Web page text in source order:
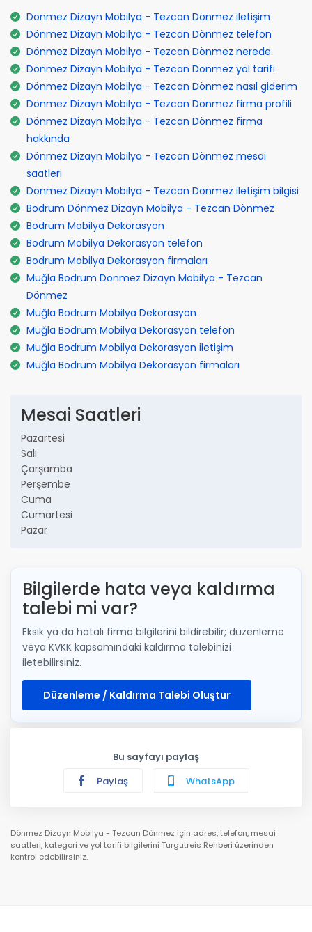
Dönmez Dizayn Mobilya - Tezcan Dönmez iletişim
Dönmez Dizayn Mobilya - Tezcan Dönmez telefon
Dönmez Dizayn Mobilya - Tezcan Dönmez nerede
Dönmez Dizayn Mobilya - Tezcan Dönmez yol tarifi
Dönmez Dizayn Mobilya - Tezcan Dönmez nasıl giderim
Dönmez Dizayn Mobilya - Tezcan Dönmez firma profili
Dönmez Dizayn Mobilya - Tezcan Dönmez firma
hakkında
Dönmez Dizayn Mobilya - Tezcan Dönmez mesai
saatleri
Dönmez Dizayn Mobilya - Tezcan Dönmez iletişim bilgisi
Bodrum Dönmez Dizayn Mobilya - Tezcan Dönmez
Bodrum Mobilya Dekorasyon
Bodrum Mobilya Dekorasyon telefon
Bodrum Mobilya Dekorasyon firmaları
Muğla Bodrum Dönmez Dizayn Mobilya - Tezcan
Dönmez
Muğla Bodrum Mobilya Dekorasyon
Muğla Bodrum Mobilya Dekorasyon telefon
Muğla Bodrum Mobilya Dekorasyon iletişim
Muğla Bodrum Mobilya Dekorasyon firmaları
Mesai Saatleri
Pazartesi
Salı
Çarşamba
Perşembe
Cuma
Cumartesi
Pazar
Bilgilerde hata veya kaldırma
talebi mi var?
Eksik ya da hatalı firma bilgilerini bildirebilir; düzenleme
veya KVKK kapsamındaki kaldırma talebinizi
iletebilirsiniz.
Düzenleme / Kaldırma Talebi Oluştur
Bu sayfayı paylaş
Paylaş
WhatsApp
Dönmez Dizayn Mobilya - Tezcan Dönmez için adres, telefon, mesai
saatleri, kategori ve yol tarifi bilgilerini Turgutreis Rehberi üzerinden
kontrol edebilirsiniz.